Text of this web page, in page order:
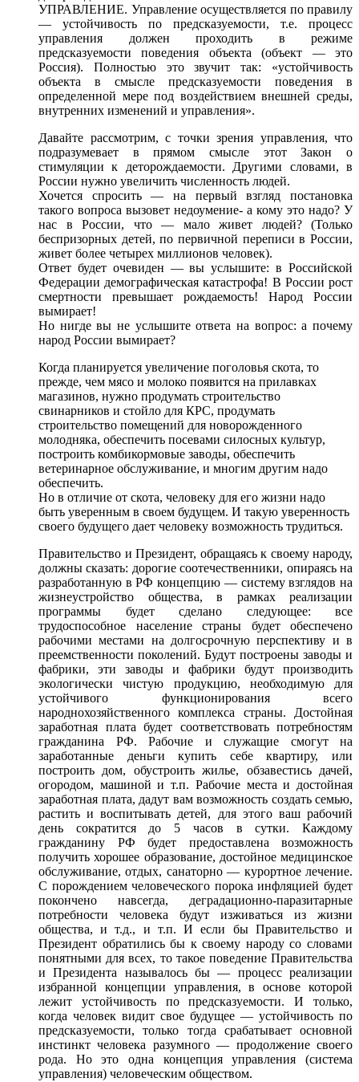
УПРАВЛЕНИЕ. Управление осуществляется по правилу
— устойчивость по предсказуемости, т.е. процесс
управления должен проходить в режиме
предсказуемости поведения объекта(объект —это
Россия). Полностью это звучит так: «устойчивость
объекта в смысле предсказуемости поведения в
определенной мерепод воздействиемвнешней среды,
внутренних изменений и управления».
Давайте рассмотрим, с точки зрения управления, что
подразумевает
в прямом смысле этот Законо
стимуляции
к деторождаемости. Другими словами,в
России нужно увеличить численность людей.
Хочется спросить — на первый взгляд постановка
такого вопроса вызовет недоумение- а кому это надо? У
нас
в России, что — мало живет людей? (Только
беспризорных детей,по первичной переписив России,
живет более четырех миллионов человек).
Ответ будет очевиден —вы услышите:в Российской
Федерации демографическая катастрофа! В России рост
смертности превышает рождаемость! Народ России
вымирает!
Но нигдевыне услышитеответана вопрос: а почему
народ России вымирает?
Когда планируется увеличение поголовья скота, то
прежде, чем мясо и молоко появится на прилавках
магазинов, нужно продумать строительство
свинарников и стойло для КРС, продумать
строительство помещений для новорожденного
молодняка, обеспечить посевами силосных культур,
построить комбикормовые заводы, обеспечить
ветеринарное обслуживание, и многим другим надо
обеспечить.
Но в отличие от скота, человеку для его жизни надо
быть уверенным в своем будущем. И такую уверенность
своего будущего дает человеку возможность трудиться.
Правительство и Президент, обращаясь к своемународу,
должны сказать: дорогие соотечественники, опираясь на
разработанную в РФ концепцию —систему взглядовна
жизнеустройство общества, в рамкахреализации
программы будет сделано следующее: все
трудоспособное население страны будет обеспечено
рабочими местами на долгосрочную перспективу и в
преемственности поколений. Будут построены заводы и
фабрики, эти заводы и фабрики будут производить
экологически чистую продукцию, необходимую для
устойчивого функционирования всего
народнохозяйственного комплекса страны. Достойная
заработная плата будет соответствовать потребностям
гражданина РФ. Рабочие и служащие смогут на
заработанные деньги купить себе квартиру, или
построить дом, обустроить жилье, обзавестись дачей,
огородом, машинойи т.п. Рабочие местаи достойная
заработная плата, дадут вам возможность создать семью,
раститьи воспитывать детей, для этоговаш рабочий
день сократится до 5 часов в сутки. Каждому
гражданину РФ будет предоставлена возможность
получить хорошее образование, достойное медицинское
обслуживание, отдых, санаторно — курортное лечение.
С порождениемчеловеческого порока инфляцией будет
покончено навсегда, деградационно-паразитарные
потребности человека будут изживаться из жизни
общества,и т.д., и т.п. И если быПравительствои
Президент обратились бы к своему народусо словами
понятными для всех, то такоеповедение Правительства
и Президента
называлось бы — процесс реализации
избранной концепции управления,в основе которой
лежит устойчивость по предсказуемости.
И только,
когда человек видит свое будущее — устойчивость по
предсказуемости, только тогда срабатывает основной
инстинкт человека разумного — продолжение своего
рода. Но это одна концепция управления (система
управления) человеческим обществом.